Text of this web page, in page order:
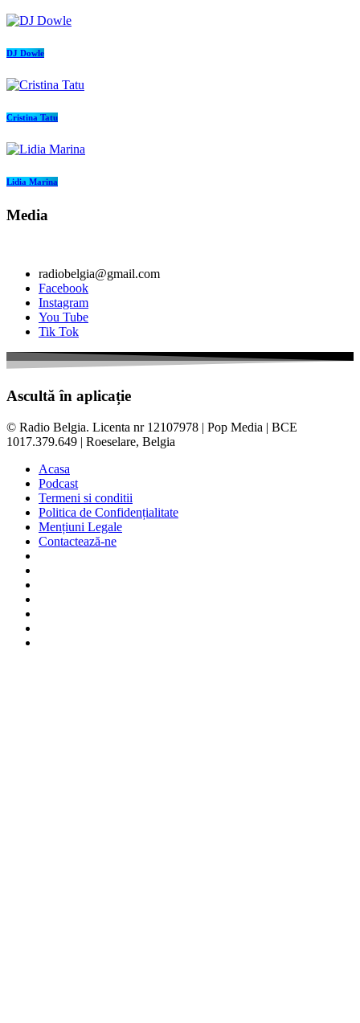
DJ Dowle
Cristina Tatu
Lidia Marina
Media
radiobelgia@gmail.com
Facebook
Instagram
You Tube
Tik Tok
Ascultă în aplicație
© Radio Belgia. Licenta nr 12107978 | Pop Media | BCE
1017.379.649 | Roeselare, Belgia
Acasa
Podcast
Termeni si conditii
Politica de Confidențialitate
Mențiuni Legale
Contactează-ne